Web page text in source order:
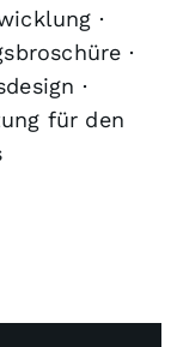
·
·
·
für den